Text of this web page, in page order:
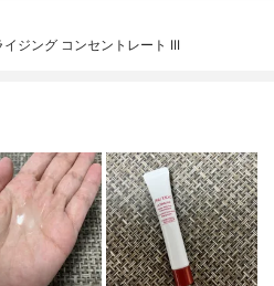
ジング コンセントレート III